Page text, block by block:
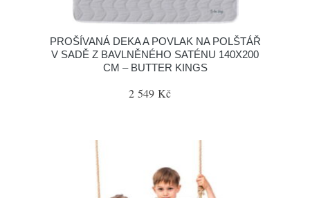
PROŠÍVANÁ DEKA A POVLAK NA POLŠTÁŘ
V SADĚ Z BAVLNĚNÉHO SATÉNU 140X200
CM – BUTTER KINGS
2 549 Kč